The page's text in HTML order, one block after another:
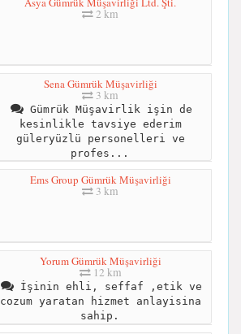
2 km
Sena Gümrük Müşavirliği
3 km
Gümrük Müşavirlik işin de
kesinlikle tavsiye ederim
güleryüzlü personelleri ve
profes...
Ems Group Gümrük Müşavirliği
3 km
Yorum Gümrük Müşavirliği
12 km
İşinin ehli, seffaf ,etik ve
cozum yaratan hizmet anlayisina
sahip.